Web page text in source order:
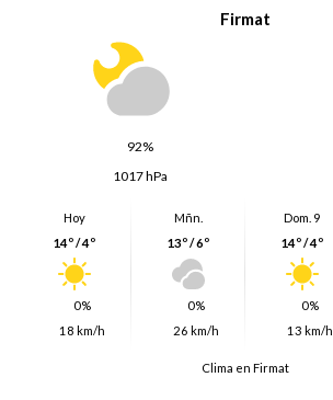
Firmat
92%
1017 hPa
Hoy
14º / 4º
0%
18 km/h
Mñn.
13º / 6º
0%
26 km/h
Dom. 9
14º / 4º
0%
13 km/h
Clima en Firmat